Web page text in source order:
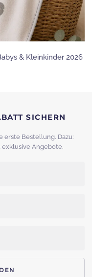
& Kleinkinder 2026
SICHERN
erste Bestellung. Dazu:
exklusive Angebote.